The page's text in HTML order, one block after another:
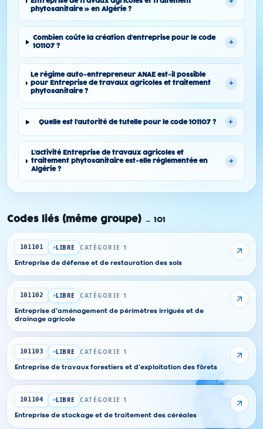
phytosanitaire » en Algérie ?
Combien coûte la création d'entreprise pour le code
101107 ?
+
Le régime auto-entrepreneur ANAE est-il possible
pour Entreprise de travaux agricoles et traitement
phytosanitaire ?
+
Quelle est l'autorité de tutelle pour le code 101107 ? +
L'activité Entreprise de travaux agricoles et
traitement phytosanitaire est-elle réglementée en
Algérie ?
+
Codes liés (même groupe) → 101
101101 LIBRE CATÉGORIE 1
Entreprise de défense et de restauration des sols
101102 LIBRE CATÉGORIE 1
Entreprise d'aménagement de périmètres irrigués et de
drainage agricole
101103 LIBRE CATÉGORIE 1
Entreprise de travaux forestiers et d'exploitation des fôrets
101104 LIBRE CATÉGORIE 1
Entreprise de stockage et de traitement des céréales